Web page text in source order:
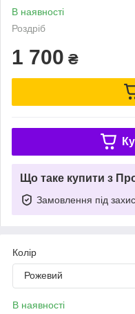
В наявності
Роздріб
1 700 ₴
Що таке купити з
Замовлення під
Колір
Рожевий
В наявності